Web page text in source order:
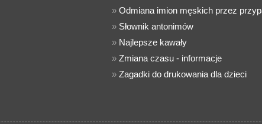
» Odmiana imion męskich przez
» Słownik antonimów
» Najlepsze kawały
» Zmiana czasu - informacje
» Zagadki do drukowania dla dzieci